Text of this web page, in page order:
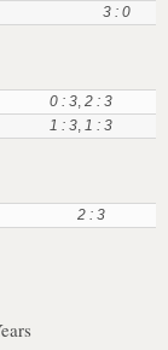
3 : 0
0 : 3, 2 : 3
1 : 3, 1 : 3
2 : 3